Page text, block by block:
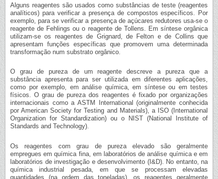
Alguns reagentes são usados como substâncias de teste (reagentes
analíticos) para verificar a presença de compostos específicos. Por
exemplo, para se verificar a presença de açúcares redutores usa-se o
reagente de Fehlings ou o reagente de Tollens. Em síntese orgânica
utilizam-se os reagentes de Grignard, de Felton e de Collins que
apresentam funções específicas que promovem uma determinada
transformação num substrato orgânico.
O grau de pureza de um reagente descreve a pureza que a
substância apresenta para ser utilizada em diferentes aplicações,
como por exemplo, em análise química, em síntese ou em testes
físicos. O grau de pureza dos reagentes é fixado por organizações
internacionais como a ASTM International (originalmente conhecida
por American Society for Testing and Materials), a ISO (International
Organization for Standardization) ou o NIST (National Institute of
Standards and Technology).
Os reagentes com grau de pureza elevado são geralmente
empregues em química fina, em laboratórios de análise química e em
laboratórios de investigação e desenvolvimento (I&D). No entanto, na
química industrial pesada, em que se processam elevadas
quantidades (na ordem das toneladas), os reagentes geralmente